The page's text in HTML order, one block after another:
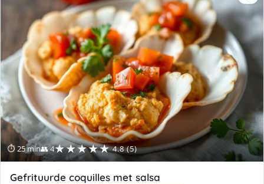
⏱ 25 min👥 4★★★★★ 4.8 (5)
Gefrituurde coquilles met salsa